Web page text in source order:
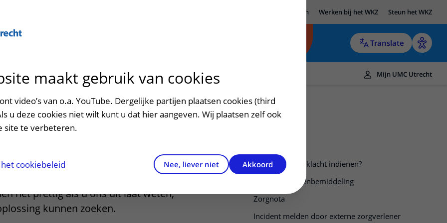
Research Werken bij het WKZ Steun het WKZ
Translate
met kinderen en ouders
en rechten
en route
en route
plattegrond
Mijn UMC Utrecht
indienen
Hoe kan ik een klacht indienen?
Contact Klachtenbemiddeling
Zorgnota
Incident melden door externe zorgverlener
hun best om optimale zorg te
gebeuren dat u of uw kind niet
het prettig als u ons dit laat weten,
kunnen zoeken.
maakt gebruik van cookies
video’s van o.a. YouTube. Dergelijke partijen plaatsen cookies (third
u deze cookies niet wilt kunt u dat hier aangeven. Wij plaatsen zelf ook
site te verbeteren.
cookiebeleid Nee, liever niet Akkoord